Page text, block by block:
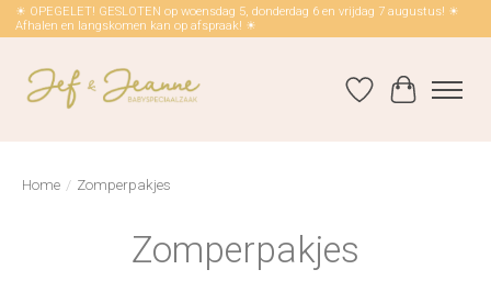
☀ OPEGELET! GESLOTEN op woensdag 5, donderdag 6 en vrijdag 7 augustus! ☀
Afhalen en langskomen kan op afspraak! ☀
Verlanglijst
Home / Zomperpakjes
Zomperpakjes